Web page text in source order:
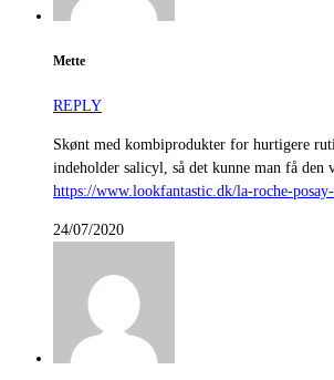
Mette
REPLY
Skønt med kombiprodukter for hurtigere
indeholder salicyl, så det kunne man få den
https://www.lookfantastic.dk/la-roche-
24/07/2020